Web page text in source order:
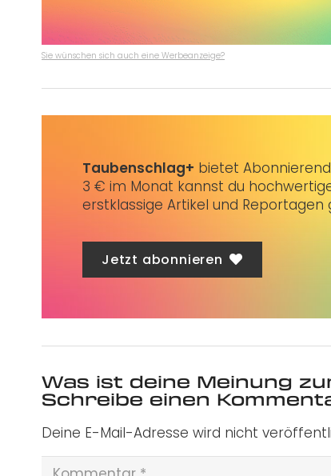
Sie wünschen sich auch eine Werbeanzeige?
Taubenschlag+ bietet
3 € im Monat kannst du
erstklassige Artikel und Reportagen
Jetzt abonnieren
Was ist deine Meinung
Schreibe einen
Deine E-Mail-Adresse wird nicht